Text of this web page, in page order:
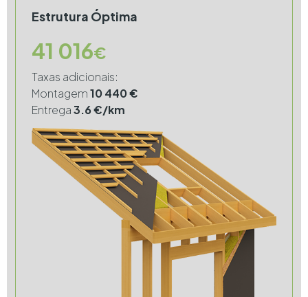
Estrutura Óptima
41 016€
Taxas adicionais:
Montagem10 440 €
Entrega3.6 €/km